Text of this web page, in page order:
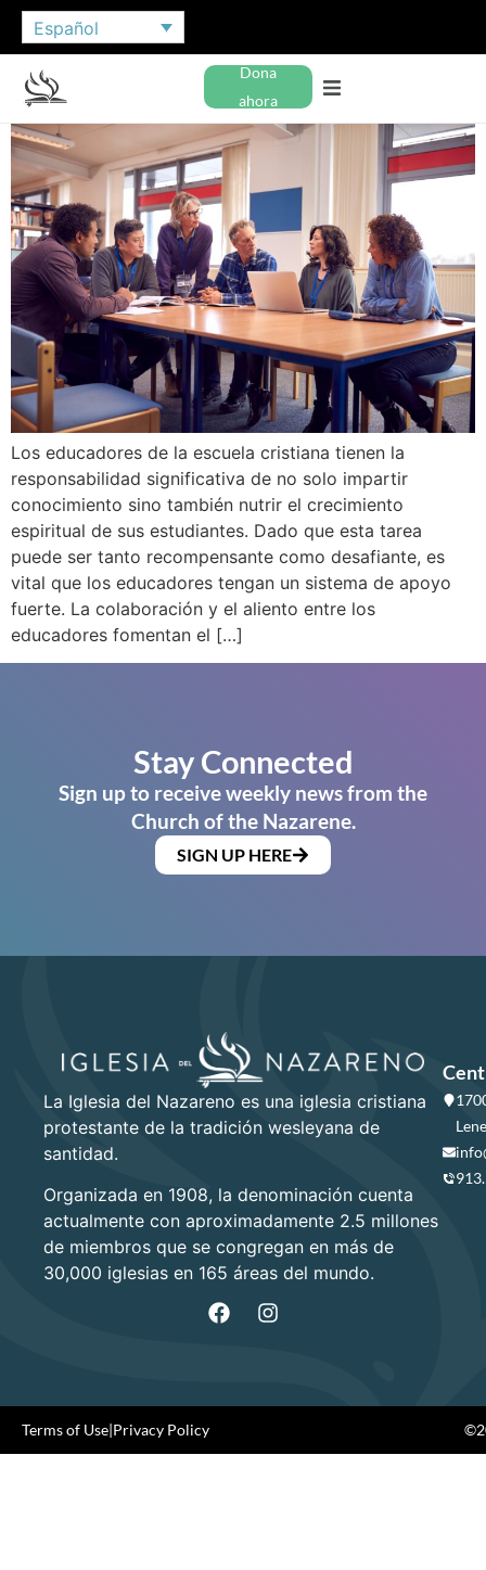
Español
Dona
ahora
Los educadores de la escuela cristiana tienen la
responsabilidad significativa de no solo impartir
conocimiento sino también nutrir el crecimiento
espiritual de sus estudiantes. Dado que esta tarea
puede ser tanto recompensante como desafiante, es
vital que los educadores tengan un sistema de apoyo
fuerte. La colaboración y el aliento entre los
educadores fomentan el […]
Stay Connected
Sign up to receive weekly news from the
Church of the Nazarene.
SIGN UP HERE
La Iglesia del Nazareno es una iglesia cristiana
protestante de la tradición wesleyana de
santidad.
Organizada en 1908, la denominación cuenta
actualmente con aproximadamente 2.5 millones
de miembros que se congregan en más de
30,000 iglesias en 165 áreas del mundo.
Terms of Use|Privacy Policy